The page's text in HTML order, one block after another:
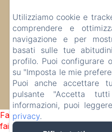
+39
+39
CIR CAMERE:
APPARTAMENTI:
IT004003B4S7SJ9VF8
Funziona
Failed to load
failed. (missing:
Utilizziamo cookie e
comprendere e
navigazione e per
basati sulle tue
profilo. Puoi configurare
su "Imposta le mie
Puoi anche accettare
pulsante "Accetta
informazioni, puoi
privacy.